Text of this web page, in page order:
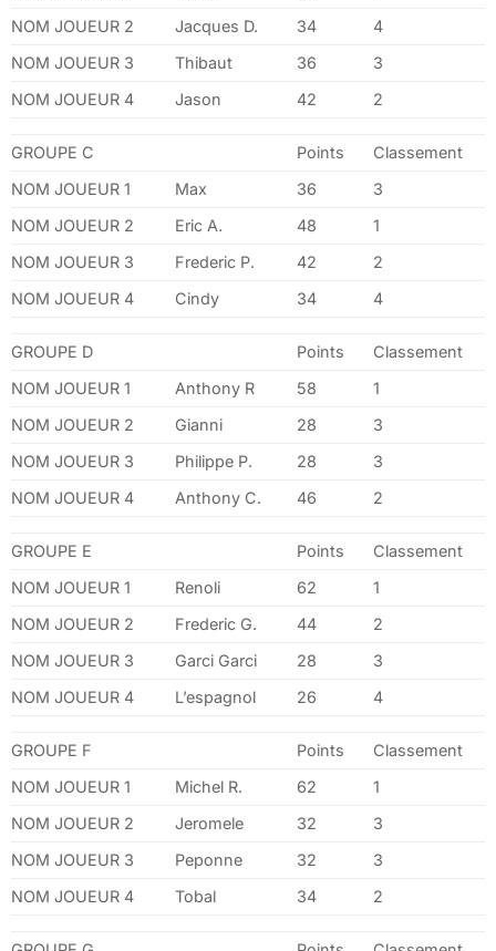
NOM JOUEUR 2
Jacques D. 34
4
NOM JOUEUR 3
Thibaut 36
3
NOM JOUEUR 4
Jason 42 2
GROUPE C Points
Classement
NOM JOUEUR 1
Max 36
3
NOM JOUEUR 2
Eric A. 48
1
NOM JOUEUR 3
Frederic P. 42
2
NOM JOUEUR 4
Cindy 34 4
GROUPE D Points
Classement
NOM JOUEUR 1
Anthony R 58
1
NOM JOUEUR 2
Gianni 28
3
NOM JOUEUR 3
Philippe P. 28
3
NOM JOUEUR 4
Anthony C. 46 2
GROUPE E Points
Classement
NOM JOUEUR 1
Renoli 62
1
NOM JOUEUR 2
Frederic G. 44
2
NOM JOUEUR 3
Garci Garci 28
3
NOM JOUEUR 4
L’espagnol 26 4
GROUPE F Points
Classement
NOM JOUEUR 1
Michel R. 62
1
NOM JOUEUR 2
Jeromele 32
3
NOM JOUEUR 3
Peponne 32
3
NOM JOUEUR 4
Tobal 34 2